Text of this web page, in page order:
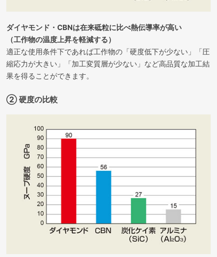
ダイヤモンド・CBNは在来砥粒に比べ熱伝導率が高い
（工作物の温度上昇を軽減する）
適正な使用条件下であれば工作物の「硬度低下が少ない」「圧
縮応力が大きい」「加工変質層が少ない」など高品質な加工結
果を得ることができます。
② 硬度の比較